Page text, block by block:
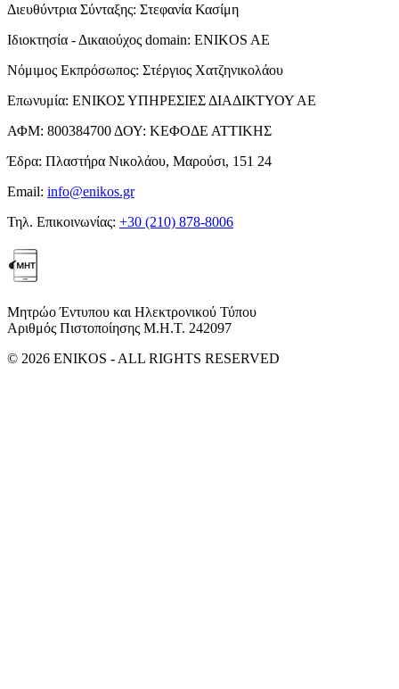
Διευθύντρια Σύνταξης: Στεφανία Κασίμη
Ιδιοκτησία - Δικαιούχος domain: ENIKOS AE
Νόμιμος Εκπρόσωπος: Στέργιος Χατζηνικολάου
Επωνυμία: ΕΝΙΚΟΣ ΥΠΗΡΕΣΙΕΣ ΔΙΑΔΙΚΤΥΟΥ ΑΕ
ΑΦΜ: 800384700 ΔΟΥ: ΚΕΦΟΔΕ ΑΤΤΙΚΗΣ
Έδρα: Πλαστήρα Νικολάου, Μαρούσι, 151 24
Email: info@enikos.gr
Τηλ. Επικοινωνίας: +30 (210) 878-8006
Μητρώο Έντυπου και Ηλεκτρονικού Τύπου
Αριθμός Πιστοποίησης Μ.Η.Τ. 242097
© 2026 ENIKOS - ALL RIGHTS RESERVED